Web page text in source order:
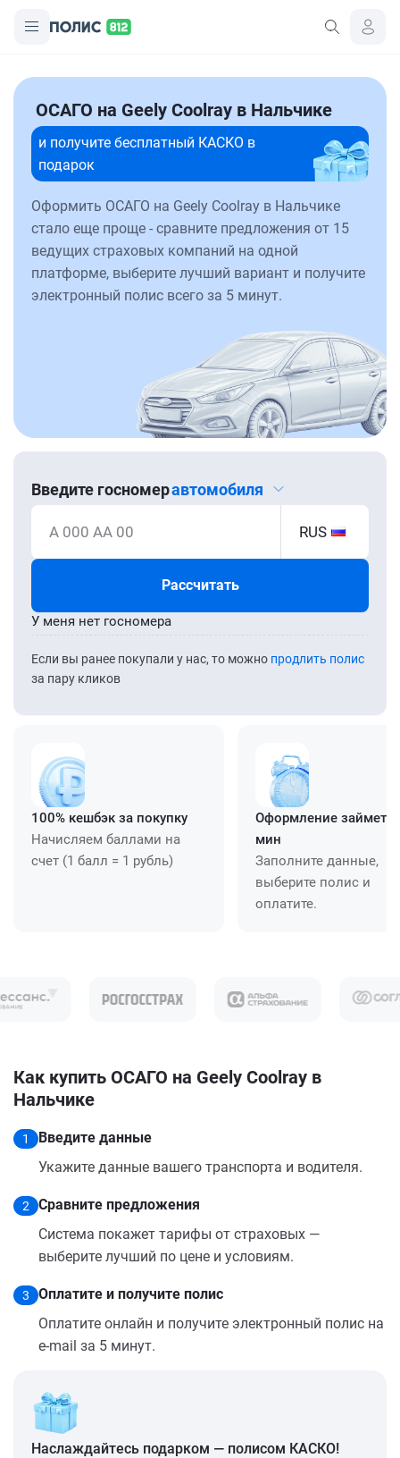
ОСАГО на Geely Coolray в Нальчике
и получите бесплатный КАСКО в
подарок
Оформить ОСАГО на Geely Coolray в Нальчике
стало еще проще - сравните предложения от 15
ведущих страховых компаний на одной
платформе, выберите лучший вариант и получите
электронный полис всего за 5 минут.
Введите госномеравтомобиля
А 000 АА 00 RUS
Рассчитать
Если вы ранее покупали у нас, то можно продлить полис
за пару кликов
У меня нет госномера
100% кешбэк за покупку
Начисляем баллами на
счет (1 балл = 1 рубль)
Оформление займет
мин
Заполните данные,
выберите полис и
оплатите.
Как купить ОСАГО на Geely Coolray в
Нальчике
1
Введите данные
Укажите данные вашего транспорта и водителя.
2
Сравните предложения
Система покажет тарифы от страховых —
выберите лучший по цене и условиям.
3
Оплатите и получите полис
Оплатите онлайн и получите электронный полис на
e-mail за 5 минут.
Наслаждайтесь подарком — полисом КАСКО!